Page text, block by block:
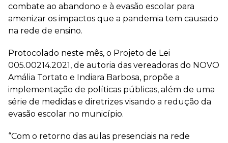
combate ao abandono e à evasão escolar para
amenizar os impactos que a pandemia tem causado
na rede de ensino.
Protocolado neste mês, o Projeto de Lei
005.00214.2021, de autoria das vereadoras do NOVO
Amália Tortato e Indiara Barbosa, propõe a
implementação de políticas públicas, além de uma
série de medidas e diretrizes visando a redução da
evasão escolar no município.
“Com o retorno das aulas presenciais na rede